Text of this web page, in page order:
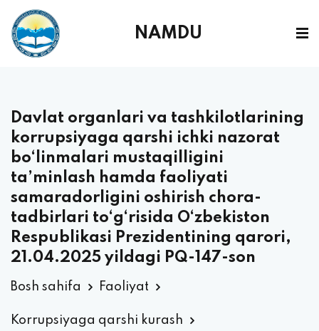
NAMDU
Davlat organlari va tashkilotlarining
korrupsiyaga qarshi ichki nazorat
bo‘linmalari mustaqilligini
ta’minlash hamda faoliyati
samaradorligini oshirish chora-
tadbirlari to‘g‘risida O‘zbekiston
Respublikasi Prezidentining qarori,
21.04.2025 yildagi PQ-147-son
Bosh sahifa Faoliyat
Korrupsiyaga qarshi kurash